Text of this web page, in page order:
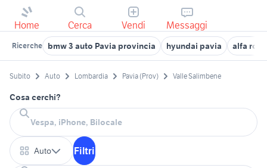
Home Cerca Vendi Messaggi
Ricerche bmw 3 auto Pavia provincia hyundai pavia alfa
Subito Auto Lombardia Pavia (Prov) Valle Salimbene
Cosa cerchi?
Auto Filtri